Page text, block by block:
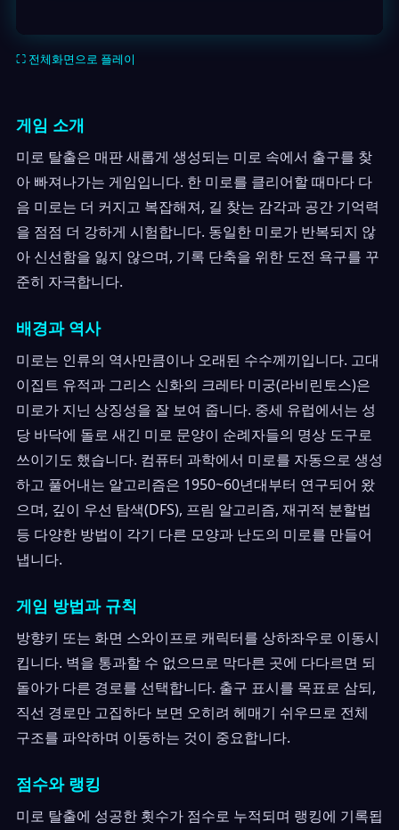
⛶ 전체화면으로 플레이
게임 소개
미로 탈출은 매판 새롭게 생성되는 미로 속에서 출구를 찾
아 빠져나가는 게임입니다. 한 미로를 클리어할 때마다 다
음 미로는 더 커지고 복잡해져, 길 찾는 감각과 공간 기억력
을 점점 더 강하게 시험합니다. 동일한 미로가 반복되지 않
아 신선함을 잃지 않으며, 기록 단축을 위한 도전 욕구를 꾸
준히 자극합니다.
배경과 역사
미로는 인류의 역사만큼이나 오래된 수수께끼입니다. 고대
이집트 유적과 그리스 신화의 크레타 미궁(라비린토스)은
미로가 지닌 상징성을 잘 보여 줍니다. 중세 유럽에서는 성
당 바닥에 돌로 새긴 미로 문양이 순례자들의 명상 도구로
쓰이기도 했습니다. 컴퓨터 과학에서 미로를 자동으로 생성
하고 풀어내는 알고리즘은 1950~60년대부터 연구되어 왔
으며, 깊이 우선 탐색(DFS), 프림 알고리즘, 재귀적 분할법
등 다양한 방법이 각기 다른 모양과 난도의 미로를 만들어
냅니다.
게임 방법과 규칙
방향키 또는 화면 스와이프로 캐릭터를 상하좌우로 이동시
킵니다. 벽을 통과할 수 없으므로 막다른 곳에 다다르면 되
돌아가 다른 경로를 선택합니다. 출구 표시를 목표로 삼되,
직선 경로만 고집하다 보면 오히려 헤매기 쉬우므로 전체
구조를 파악하며 이동하는 것이 중요합니다.
점수와 랭킹
미로 탈출에 성공한 횟수가 점수로 누적되며 랭킹에 기록됩